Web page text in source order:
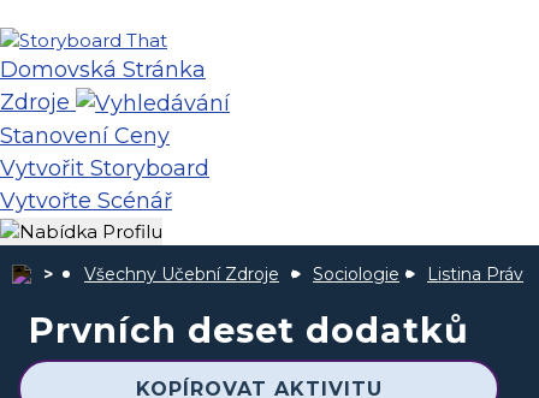
Domovská Stránka
Zdroje
Stanovení Ceny
Vytvořit Storyboard
Vytvořte Scénář
Všechny Učební Zdroje Sociologie Listina Práv
Prvních deset dodatků
KOPÍROVAT AKTIVITU